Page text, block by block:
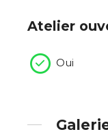
Atelier
Oui